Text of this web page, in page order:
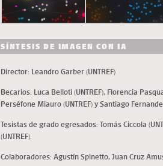
SÍNTESIS DE IMAGEN CON IA
Director: Leandro Garber (UNTREF)
Becarios: Luca Belloti (UNTREF), Florencia
Perséfone Miauro (UNTREF) y Santiago
Tesistas de grado egresados: Tomás Ciccola
(UNTREF).
Colaboradores: Agustín Spinetto, Juan Cruz